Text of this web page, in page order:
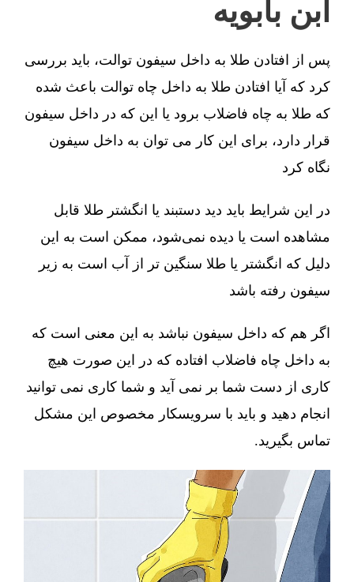
ابن بابویه
پس از افتادن طلا به داخل سیفون توالت، باید بررسی
کرد که آیا افتادن طلا به داخل چاه توالت باعث شده
که طلا به چاه فاضلاب برود یا این که در داخل سیفون
قرار دارد، برای این کار می توان به داخل سیفون
نگاه کرد
در این شرایط باید دید دستبند یا انگشتر طلا قابل
مشاهده است یا دیده نمی‌شود، ممکن است به این
دلیل که انگشتر یا طلا سنگین تر از آب است به زیر
سیفون رفته باشد
اگر هم که داخل سیفون نباشد به این معنی است که
به داخل چاه فاضلاب افتاده که در این صورت هیچ
کاری از دست شما بر نمی آید و شما کاری نمی توانید
انجام دهید و باید با سرویسکار مخصوص این مشکل
تماس بگیرید.